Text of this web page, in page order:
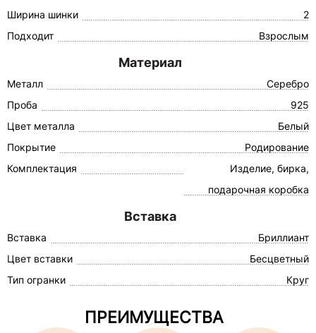
Ширина шинки
2
Подходит
Взрослым
Материал
Металл
Серебро
Проба
925
Цвет металла
Белый
Покрытие
Родирование
Комплектация
Изделие, бирка,
подарочная коробка
Вставка
Вставка
Бриллиант
Цвет вставки
Бесцветный
Тип огранки
Круг
ПРЕИМУЩЕСТВА